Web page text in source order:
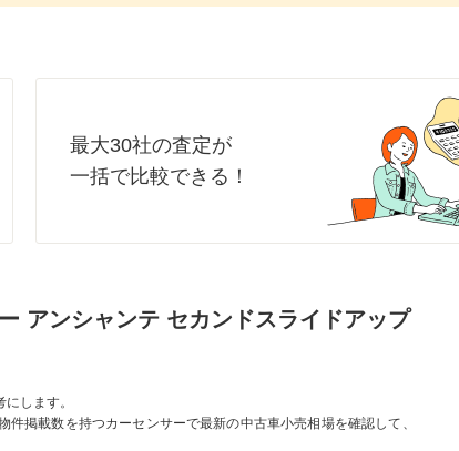
最大30社の査定が
一括で比較できる！
アンシャンテ セカンドスライドアップ
します。
掲載数を持つカーセンサーで最新の中古車小売相場を確認して、